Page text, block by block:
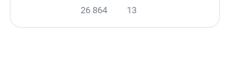
26 864 13